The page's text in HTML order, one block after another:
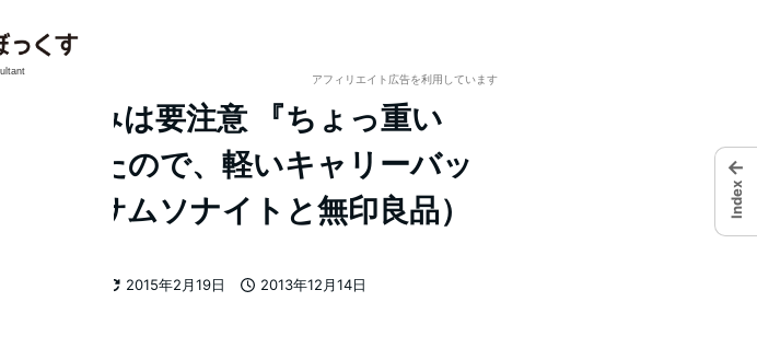
アフィリエイト広告を利用しています
持ち込みは要注意 『ちょっ重い
だったので、軽いキャリーバッ
た（サムソナイトと無印良品）
2015年2月19日
2013年12月14日
←
Index